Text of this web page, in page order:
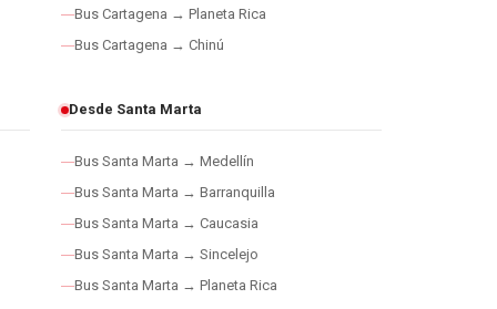
Bus Cartagena → Planeta Rica
Bus Cartagena → Chinú
Desde Santa Marta
Bus Santa Marta → Medellín
Bus Santa Marta → Barranquilla
Bus Santa Marta → Caucasia
Bus Santa Marta → Sincelejo
Bus Santa Marta → Planeta Rica